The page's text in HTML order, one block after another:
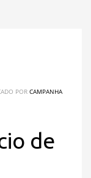
POR CAMPANHA
de